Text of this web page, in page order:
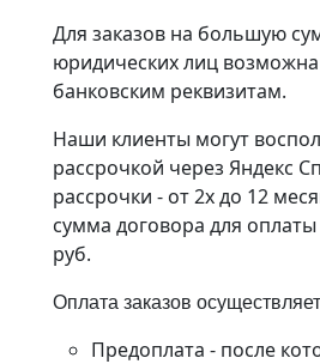
Для заказов на большую
юридических лиц
банковским реквизитам.
Наши клиенты могут
рассрочкой через Яндекс
рассрочки - от 2х до 12
сумма договора для
руб.
Оплата заказов
Предоплата - после